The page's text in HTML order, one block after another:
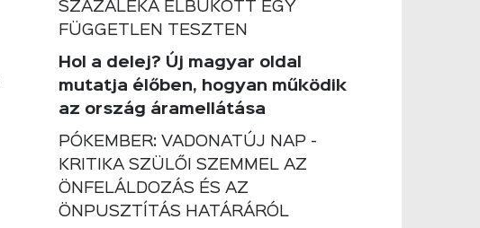
SZÁZALÉKA ELBUKOTT EGY
FÜGGETLEN TESZTEN
Hol a delej? Új magyar oldal
mutatja élőben, hogyan működik
az ország áramellátása
PÓKEMBER: VADONATÚJ NAP -
KRITIKA SZÜLŐI SZEMMEL AZ
ÖNFELÁLDOZÁS ÉS AZ
ÖNPUSZTÍTÁS HATÁRÁRÓL